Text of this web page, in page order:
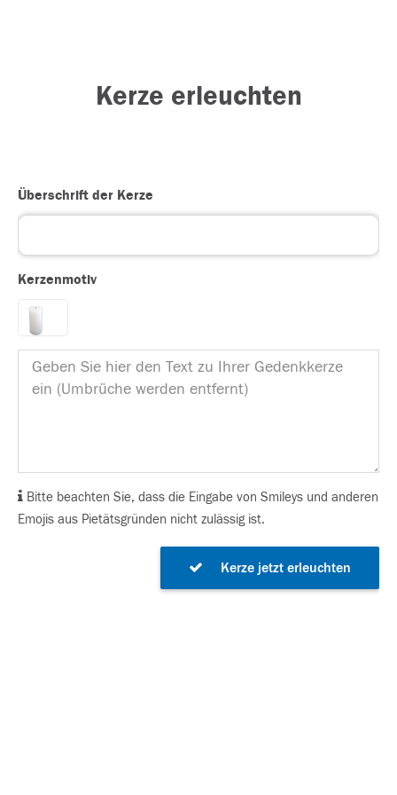
Kerze erleuchten
Überschrift der Kerze
Kerzenmotiv
Bitte beachten Sie, dass die Eingabe von Smileys und anderen
Emojis aus Pietätsgründen nicht zulässig ist.
Kerze jetzt erleuchten